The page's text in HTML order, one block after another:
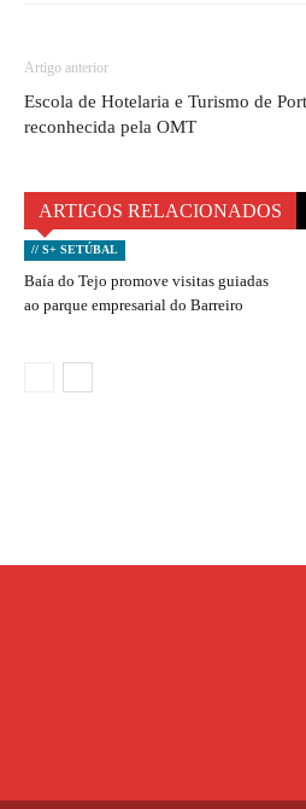
Artigo anterior
Escola de Hotelaria e Turismo de
reconhecida pela OMT
ARTIGOS RELACIONADOS
// S+ SETÚBAL
Baía do Tejo promove visitas guiadas
ao parque empresarial do Barreiro